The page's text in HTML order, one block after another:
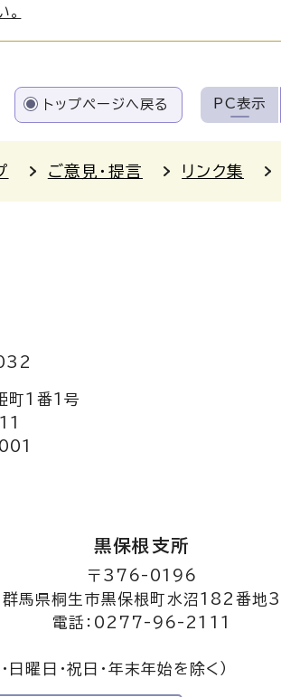
トップページへ戻る PC表示
ご意見・提言 リンク集
1番1号
黒保根支所
〒376-0196
群馬県桐生市黒保根町水沼182番地3
電話：0277-96-2111
日曜日・祝日・年末年始を除く）